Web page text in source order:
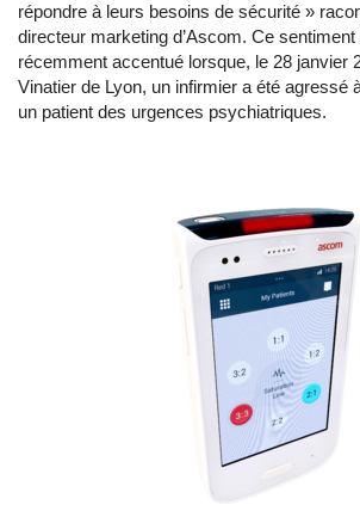
répondre à leurs besoins de sécurité »
directeur marketing d’Ascom. Ce sentiment
récemment accentué lorsque, le 28 janvier
Vinatier de Lyon, un infirmier a été agressé
un patient des urgences psychiatriques.